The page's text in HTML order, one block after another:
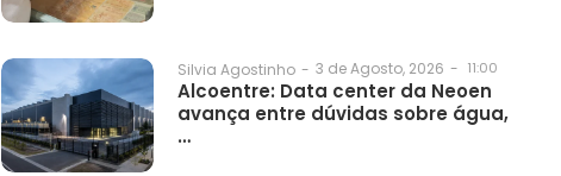
Silvia Agostinho - 3 de Agosto, 2026 - 11:00
Alcoentre: Data center da Neoen
avança entre dúvidas sobre água,
…